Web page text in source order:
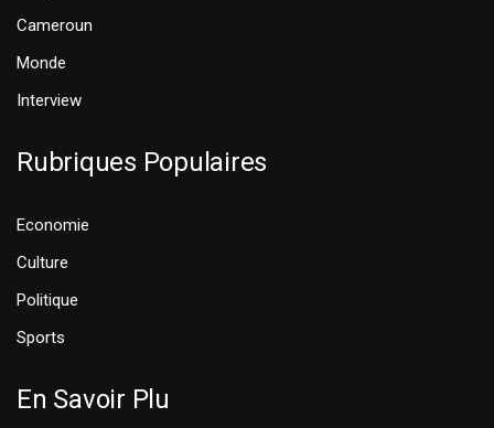
Cameroun
Monde
Interview
Rubriques Populaires
Economie
Culture
Politique
Sports
En Savoir Plu